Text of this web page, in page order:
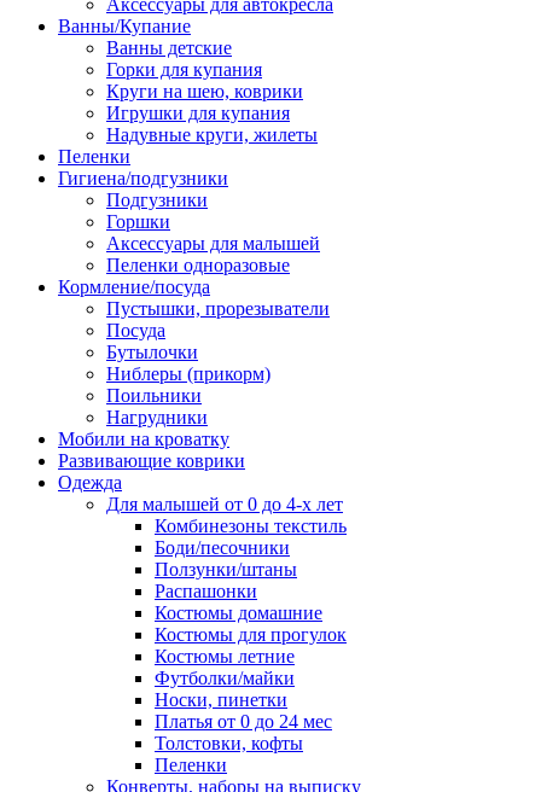
Ванны/Купание
Ванны детские
Горки для купания
Круги на шею, коврики
Игрушки для купания
Надувные круги, жилеты
Пеленки
Гигиена/подгузники
Подгузники
Горшки
Аксессуары для малышей
Пеленки одноразовые
Кормление/посуда
Пустышки, прорезыватели
Посуда
Бутылочки
Ниблеры (прикорм)
Поильники
Нагрудники
Мобили на кроватку
Развивающие коврики
Одежда
Для малышей от 0 до 4-х лет
Комбинезоны текстиль
Боди/песочники
Ползунки/штаны
Распашонки
Костюмы домашние
Костюмы для прогулок
Костюмы летние
Футболки/майки
Носки, пинетки
Платья от 0 до 24 мес
Толстовки, кофты
Пеленки
Конверты, наборы на выписку